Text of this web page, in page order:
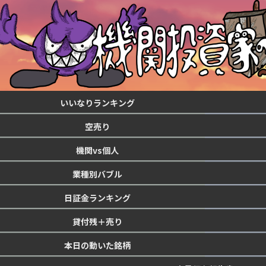
いいなりランキング
空売り
機関vs個人
業種別バブル
日証金ランキング
貸付残＋売り
本日の動いた銘柄